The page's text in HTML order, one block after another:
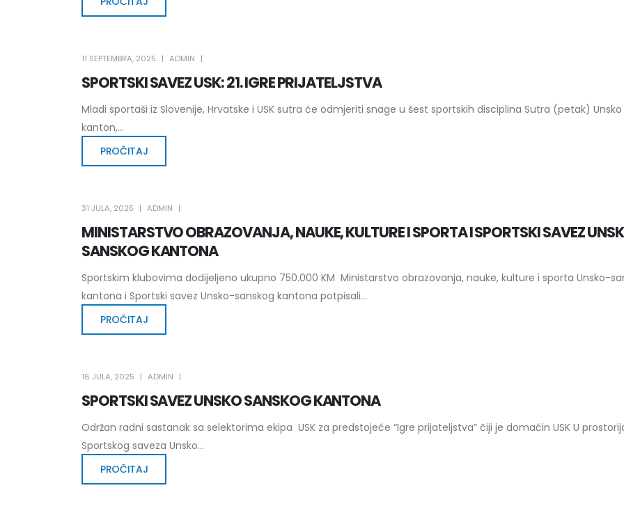
SPORTSKI SAVEZ USK: 21. IGRE PRIJATELJSTVA
11 SEPTEMBRA, 2025 ADMIN
Mladi sportaši iz Slovenije, Hrvatske i USK sutra će odmjeriti snage u šest sportskih disciplina Sutra (petak) Unsko
kanton,...
PROČITAJ
MINISTARSTVO OBRAZOVANJA, NAUKE, KULTURE I SPORTA I SPORTSKI SAVEZ
SANSKOG KANTONA
31 JULA, 2025 ADMIN
Sportskim klubovima dodijeljeno ukupno 750.000 KM Ministarstvo obrazovanja, nauke, kulture i sporta Unsko-
kantona i Sportski savez Unsko-sanskog kantona potpisali...
PROČITAJ
SPORTSKI SAVEZ UNSKO SANSKOG KANTONA
16 JULA, 2025 ADMIN
Održan radni sastanak sa selektorima ekipa USK za predstojeće “Igre prijateljstva” čiji je domaćin USK U
Sportskog saveza Unsko...
PROČITAJ